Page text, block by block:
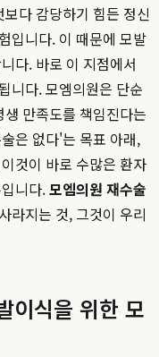
다 감당하기 힘든 정신
입니다. 이 때문에 모발
다. 바로 이 지점에서
니다. 모엠의원은 단순
만족도를 책임진다는
은 없다'는 목표 아래,
것이 바로 수많은 환자
니다.모엠의원 재수술
라지는 것, 그것이 우리
이식을 위한 모